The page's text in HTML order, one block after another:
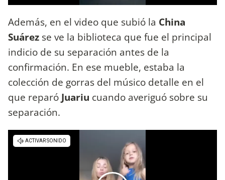
Además, en el video que subió la China
Suárez se ve la biblioteca que fue el principal
indicio de su separación antes de la
confirmación. En ese mueble, estaba la
colección de gorras del músico detalle en el
que reparó Juariu cuando averiguó sobre su
separación.